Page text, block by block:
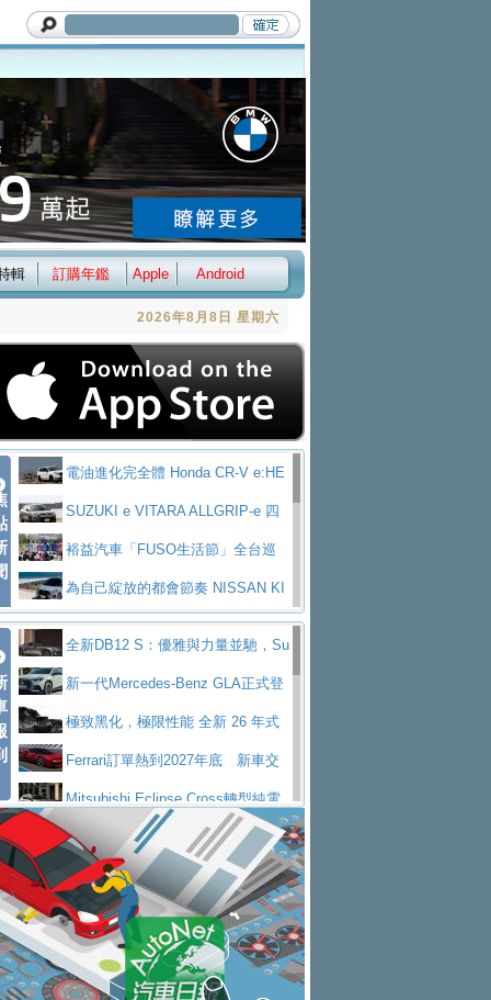
輯 訂購年鑑 Apple Android
2026年8月8日 星期六
電油進化完全體 Honda CR-V e:HE
V PrestigeSUZUKI e VITARA ALLGRIP-e 四
驅精神的純電新詮釋
裕益汽車「FUSO生活節」全台巡
迴 結合生活體驗、交通安全與購車優惠
為自己綻放的都會節奏 NISSAN KI
CKS SAKURA為品味獨具層峰買家打造的頂級座
駕，MAZDA CX-90 33T AWD Premium Ca
ptain Seat
EV
技的座駕! Ford Territory中型油電休旅
SO Super Great今日在台登場，結合先進安
全輔助科技
ntis四品牌經銷權，全新多品牌旗艦展示中
心開幕啟用
屏東特搜大隊再添新利器 SITRAK
救助器材車買氣不衰、SUZUKI經銷商勇於開啟
全新大店，新北都鈴木占地500坪土城旗艦
展示中心開幕
2025第七屆ISUZU運轉職人挑戰賽
熱血登場 展現極致車技與專業職人精神
H2GP世界總決賽圓滿落幕 台灣團
隊表現精彩淨零減碳指標性應用 純電動水泥預
全新DB12 S：優雅與力量並馳，Su
per Tourer的顛峰之作
新一代Mercedes-Benz GLA正式登
場 續航最高657公里、支援320kW快充
極致黑化，極限性能 全新 26 年式
DEFENDER OCTA BLACK 限量登台
Ferrari訂單熱到2027年底 新車交
付至少得等一年以上
Mitsubishi Eclipse Cross轉型純電
休旅 87kWh電池續航超過600公里
全新BMW 318i Touring豪華旅行車
全台限量200台 進化現型
不等零關稅的紅利，Jeep品牌今日
起展開首批車交車
Volvo EX60 即將叩關，靜肅性、底
盤與數位介面搶先揭露
Audi Q9 將於 2026 年底上市 旗艦
大型 SUV 鎖定七人座豪華市場
BMW攜手漫威電影【蜘蛛人：重生